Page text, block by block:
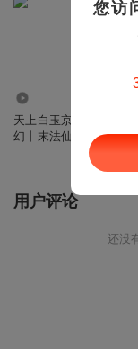
天上白玉京丨东方玄
幻丨末法仙侠丨热血
救世丨莫问江湖丨长
用户评论
还没
您访